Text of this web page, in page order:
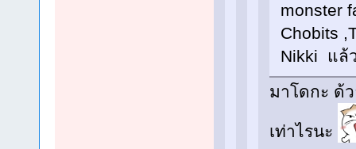
monster
Chobits
Nikki แล้
มาโดกะ ด้
เท่าไรนะ